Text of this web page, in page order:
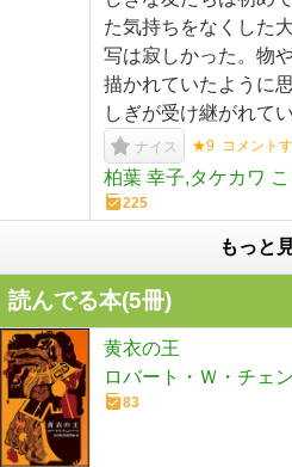
た気持ちをなくした
写は寂しかった。物
描かれていたように
しぎが受け継がれてい
ナイス ★9 コメント
柏葉 幸子,タケカワ こ
225
もっと
読んでる本(5冊)
黄衣の王
ロバート・Ｗ・チェ
83